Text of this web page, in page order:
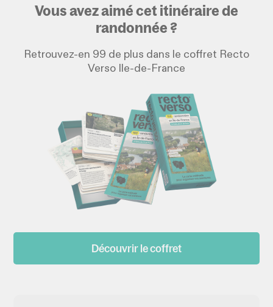
Vous avez aimé cet itinéraire de
randonnée ?
Retrouvez-en 99 de plus dans le coffret Recto
Verso Ile-de-France
Découvrir le coffret